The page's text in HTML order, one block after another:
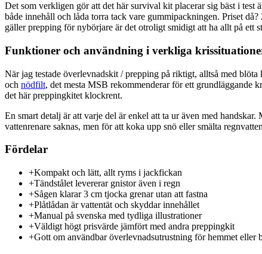
Det som verkligen gör att det här survival kit placerar sig bäst i
både innehåll och låda torra tack vare gummipackningen. Priset
gäller prepping för nybörjare är det otroligt smidigt att ha allt på ett
Funktioner och användning i verkliga
När jag testade överlevnadskit / prepping på riktigt, alltså med
och nödfilt, det mesta MSB rekommenderar för ett grundläggande
det här preppingkitet klockrent.
En smart detalj är att varje del är enkel att ta ur även med
vattenrenare saknas, men för att koka upp snö eller smälta
Fördelar
+Kompakt och lätt, allt ryms i jackfickan
+Tändstålet levererar gnistor även i regn
+Sågen klarar 3 cm tjocka grenar utan att fastna
+Plåtlådan är vattentät och skyddar innehållet
+Manual på svenska med tydliga illustrationer
+Väldigt högt prisvärde jämfört med andra preppingkit
+Gott om användbar överlevnadsutrustning för hemmet eller